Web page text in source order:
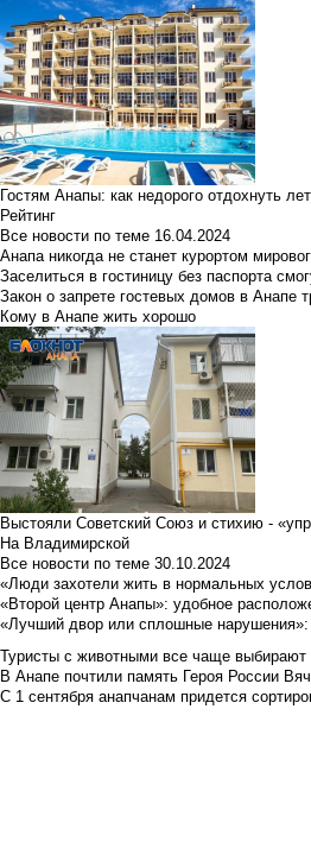
Гостям Анапы: как недорого отдохнуть
Рейтинг
Все новости по теме 16.04.2024
Анапа никогда не станет курортом
Заселиться в гостиницу без паспорта
Закон о запрете гостевых домов в Анапе
Кому в Анапе жить хорошо
Выстояли Советский Союз и стихию -
На Владимирской
Все новости по теме 30.10.2024
«Люди захотели жить в нормальных
«Второй центр Анапы»: удобное
«Лучший двор или сплошные
Туристы с животными все чаще
В Анапе почтили память Героя России
С 1 сентября анапчанам придется